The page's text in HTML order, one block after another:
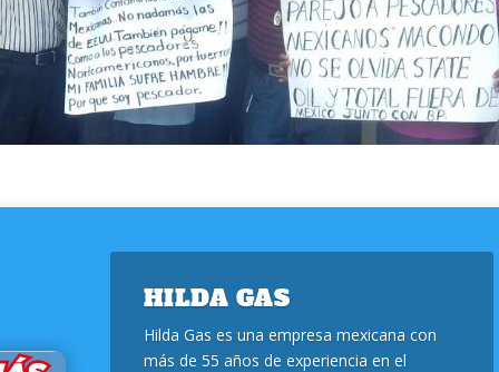
HILDA GAS
Hilda Gas es una empresa mexicana con
más de 55 años de experiencia en el